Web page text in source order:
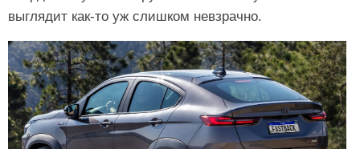
выглядит как-то уж слишком невзрачно.